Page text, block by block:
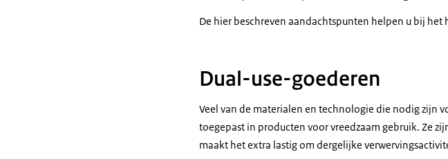
De hier beschreven aandachtspunten helpen u bij
Dual-use-goederen
Veel van de materialen en technologie die nodig zijn
toegepast in producten voor vreedzaam gebruik. Ze
maakt het extra lastig om dergelijke